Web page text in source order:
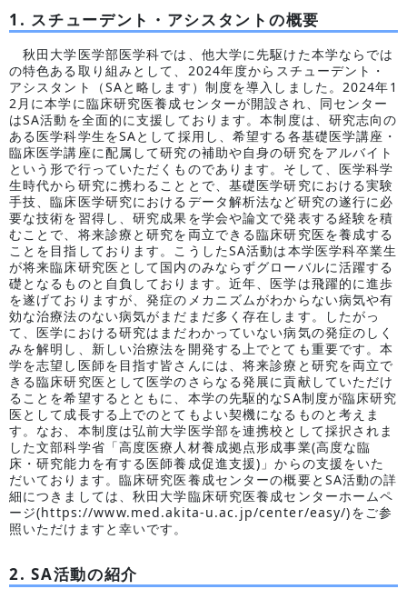
1. スチューデント・アシスタントの概要
秋田大学医学部医学科では、他大学に先駆けた本学ならでは
の特色ある取り組みとして、2024年度からスチューデント・
アシスタント（SAと略します）制度を導入しました。2024年1
2月に本学に臨床研究医養成センターが開設され、同センター
はSA活動を全面的に支援しております。本制度は、研究志向の
ある医学科学生をSAとして採用し、希望する各基礎医学講座・
臨床医学講座に配属して研究の補助や自身の研究をアルバイト
という形で行っていただくものであります。そして、医学科学
生時代から研究に携わることとで、基礎医学研究における実験
手技、臨床医学研究におけるデータ解析法など研究の遂行に必
要な技術を習得し、研究成果を学会や論文で発表する経験を積
むことで、将来診療と研究を両立できる臨床研究医を養成する
ことを目指しております。こうしたSA活動は本学医学科卒業生
が将来臨床研究医として国内のみならずグローバルに活躍する
礎となるものと自負しております。近年、医学は飛躍的に進歩
を遂げておりますが、発症のメカニズムがわからない病気や有
効な治療法のない病気がまだまだ多く存在します。したがっ
て、医学における研究はまだわかっていない病気の発症のしく
みを解明し、新しい治療法を開発する上でとても重要です。本
学を志望し医師を目指す皆さんには、将来診療と研究を両立で
きる臨床研究医として医学のさらなる発展に貢献していただけ
ることを希望するとともに、本学の先駆的なSA制度が臨床研究
医として成長する上でのとてもよい契機になるものと考えま
す。なお、本制度は弘前大学医学部を連携校として採択されま
した文部科学省「高度医療人材養成拠点形成事業(高度な臨
床・研究能力を有する医師養成促進支援)」からの支援をいた
だいております。臨床研究医養成センターの概要とSA活動の詳
細につきましては、秋田大学臨床研究医養成センターホームペ
ージ(https://www.med.akita-u.ac.jp/center/easy/)をご参
照いただけますと幸いです。
2. SA活動の紹介